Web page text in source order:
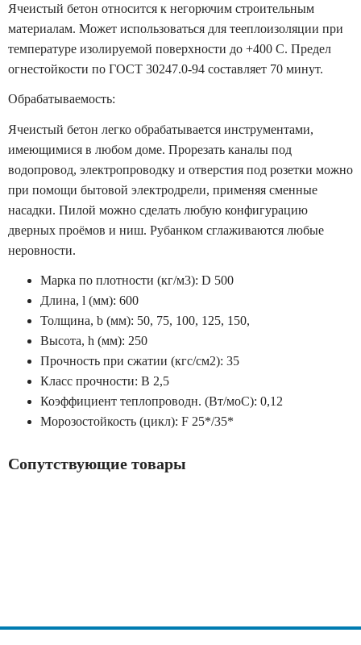
Ячеистый бетон относится к негорючим строительным
материалам. Может использоваться для тееплоизоляции при
температуре изолируемой поверхности до +400 C. Предел
огнестойкости по ГОСТ 30247.0-94 составляет 70 минут.
Обрабатываемость:
Ячеистый бетон легко обрабатывается инструментами,
имеющимися в любом доме. Прорезать каналы под
водопровод, электропроводку и отверстия под розетки можно
при помощи бытовой электродрели, применяя сменные
насадки. Пилой можно сделать любую конфигурацию
дверных проёмов и ниш. Рубанком сглаживаются любые
неровности.
Марка по плотности (кг/м3): D 500
Длина, l (мм): 600
Толщина, b (мм): 50, 75, 100, 125, 150,
Высота, h (мм): 250
Прочность при сжатии (кгс/см2): 35
Класс прочности: B 2,5
Коэффициент теплопроводн. (Вт/мoС): 0,12
Морозостойкость (цикл): F 25*/35*
Сопутствующие товары